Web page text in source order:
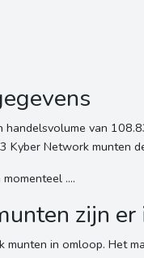
van
Network munten
....
zijn er
in omloop. Het